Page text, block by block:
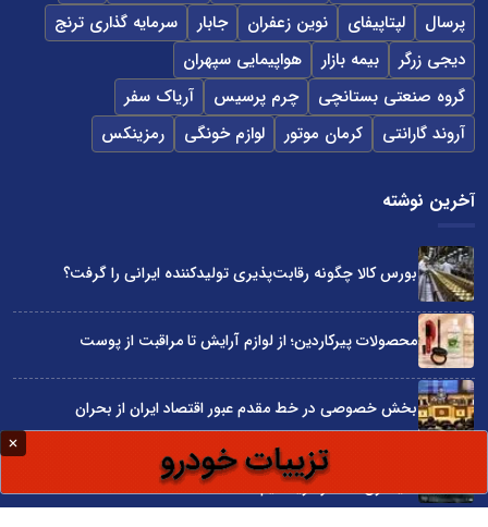
پرسال
لپتاپیفای نوین زعفران جابار
سرمایه گذاری ترنج
دیجی زرگر
بیمه بازار
هواپیمایی سپهران
گروه صنعتی بستانچی
چرم پرسیس
آریاک سفر
آروند گارانتی
کرمان موتور لوازم خونگی رمزینکس
آخرین نوشته
بورس کالا چگونه رقابت‌پذیری تولیدکننده ایرانی را گرفت؟
محصولات پیرکاردین؛ از لوازم آرایش تا مراقبت از پوست
بخش خصوصی در خط مقدم عبور اقتصاد ایران از بحران
علیرضا قربانی «گل‌های باران خورده» را خواند/ رفتی و بعد از تو
دنیا غرق شد در گریه‌هایم